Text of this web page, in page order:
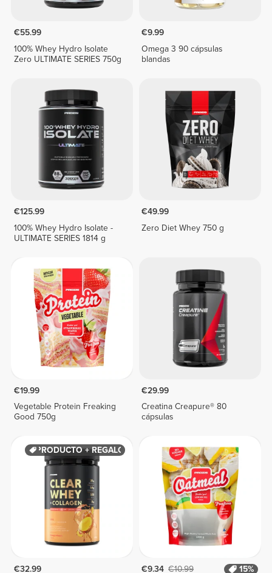
€55.99
100% Whey Hydro Isolate
Zero ULTIMATE SERIES 750g
€9.99
Omega 3 90 cápsulas
blandas
€125.99
100% Whey Hydro Isolate -
ULTIMATE SERIES 1814 g
€49.99
Zero Diet Whey 750 g
€19.99
Vegetable Protein Freaking
Good 750g
€29.99
Creatina Creapure® 80
cápsulas
PRODUCTO + REGALO
€32.99
€9.34 €10.99
15%